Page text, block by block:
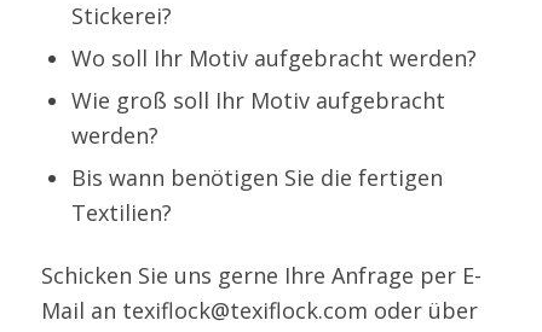
Stickerei?
Wo soll Ihr Motiv aufgebracht werden?
Wie groß soll Ihr Motiv aufgebracht
werden?
Bis wann benötigen Sie die fertigen
Textilien?
Schicken Sie uns gerne Ihre Anfrage per E-
Mail an texiflock@texiflock.com oder über